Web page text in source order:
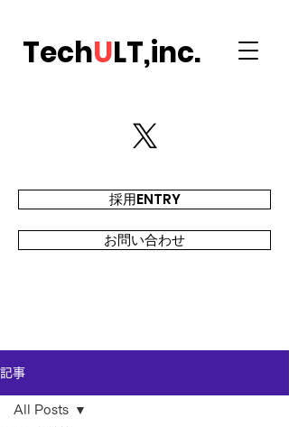
TechULT,inc.
採用ENTRY
お問い合わせ
記事
All Posts